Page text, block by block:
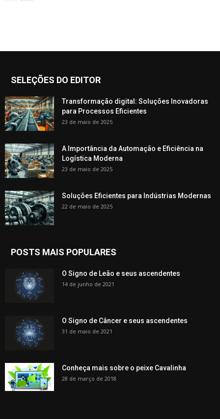
SELEÇÕES DO EDITOR
Transformação digital: Soluções Inovadoras
para Processos Eficientes
23 de maio de 2025
A Importância da Automação e Eficiência na
Logística Moderna
23 de maio de 2025
Soluções Eficientes para Indústrias Modernas
22 de maio de 2025
POSTS MAIS POPULARES
O Signo de Leão e seus ascendentes
14 de junho de 2021
O Signo de Câncer e seus ascendentes
31 de maio de 2021
Conheça mais sobre o peixe Cavalinha
28 de março de 2018